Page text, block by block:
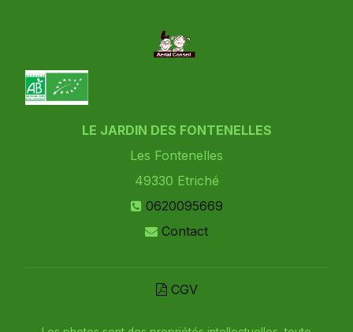
LE JARDIN DES FONTENELLES
Les Fontenelles
49330 Etriché
0620095669
Contact
CGV